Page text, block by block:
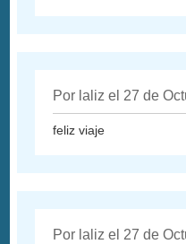
Por laliz el 27 de
feliz viaje
Por laliz el 27 de